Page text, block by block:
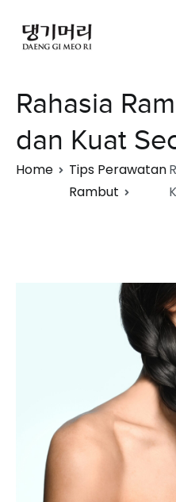
Rahasia
dan Kuat
Home
Tips Perawatan
Rambut